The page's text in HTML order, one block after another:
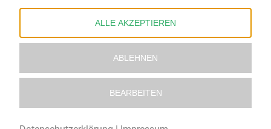
ALLE AKZEPTIEREN
ABLEHNEN
BEARBEITEN